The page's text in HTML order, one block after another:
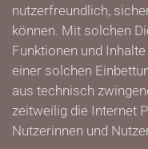
nutzerfreundlich,
können. Mit solchen
Funktionen und
einer solchen
aus technisch
zeitweilig die Internet
Nutzerinnen und